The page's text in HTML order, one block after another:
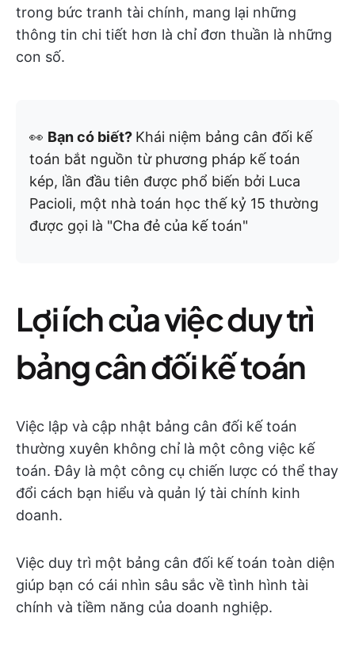
trong bức tranh tài chính, mang lại những
thông tin chi tiết hơn là chỉ đơn thuần là những
con số.
👀 Bạn có biết? Khái niệm bảng cân đối kế
toán bắt nguồn từ phương pháp kế toán
kép, lần đầu tiên được phổ biến bởi Luca
Pacioli, một nhà toán học thế kỷ 15 thường
được gọi là "Cha đẻ của kế toán"
Lợi ích của việc duy trì
bảng cân đối kế toán
Việc lập và cập nhật bảng cân đối kế toán
thường xuyên không chỉ là một công việc kế
toán. Đây là một công cụ chiến lược có thể thay
đổi cách bạn hiểu và quản lý tài chính kinh
doanh.
Việc duy trì một bảng cân đối kế toán toàn diện
giúp bạn có cái nhìn sâu sắc về tình hình tài
chính và tiềm năng của doanh nghiệp.